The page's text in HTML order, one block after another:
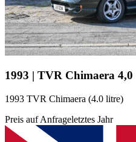
1993 | TVR Chimaera 4,0
1993 TVR Chimaera (4.0 litre)
Preis auf Anfrageletztes Jahr